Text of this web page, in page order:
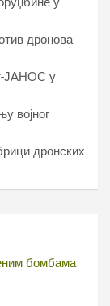
дронова
ЈАНОС у
војног
дронских
бомбама